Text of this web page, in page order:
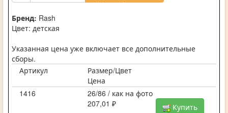
Бренд: Rash
Цвет: детская
Указанная цена уже включает все дополнительные
сборы.
Артикул
Размер/Цвет
Цена
1416
26/86 / как на фото
207,01 ₽
Купить